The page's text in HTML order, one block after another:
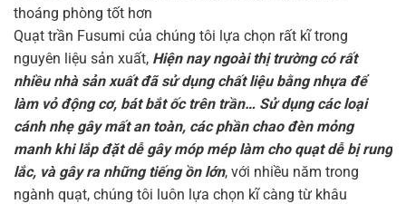
thoáng phòng tốt hơn
Quạt trần Fusumi của chúng tôi lựa chọn rất kĩ trong
nguyên liệu sản xuất, Hiện nay ngoài thị trường có rất
nhiều nhà sản xuất đã sử dụng chất liệu bằng nhựa để
làm vỏ động cơ, bát bắt ốc trên trần… Sử dụng các loại
cánh nhẹ gây mất an toàn, các phần chao đèn mỏng
manh khi lắp đặt dễ gây móp mép làm cho quạt dễ bị rung
lắc, và gây ra những tiếng ồn lớn, với nhiều năm trong
ngành quạt, chúng tôi luôn lựa chọn kĩ càng từ khâu